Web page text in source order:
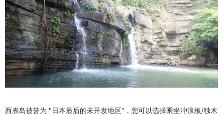
西表岛被誉为 "日本最后的未开发地区"，您可以选择乘坐冲浪板/独木